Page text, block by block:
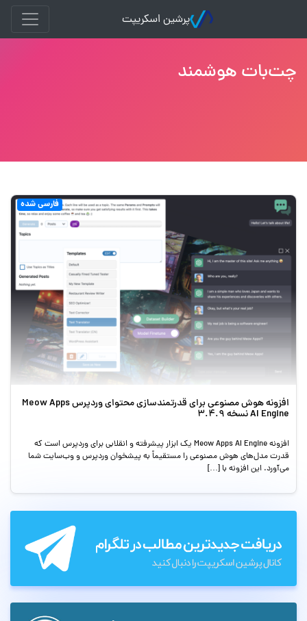
پرشین اسکریپت
چت‌بات هوشمند
فارسی شده
افزونه هوش مصنوعی برای قدرتمندسازی محتوای وردپرس Meow Apps
AI Engine نسخه 3.4.9
افزونه Meow Apps AI Engine یک ابزار پیشرفته و انقلابی برای وردپرس است که
قدرت مدل‌های هوش مصنوعی را مستقیماً به پیشخوان وردپرس و وب‌سایت شما
می‌آورد. این افزونه با […]